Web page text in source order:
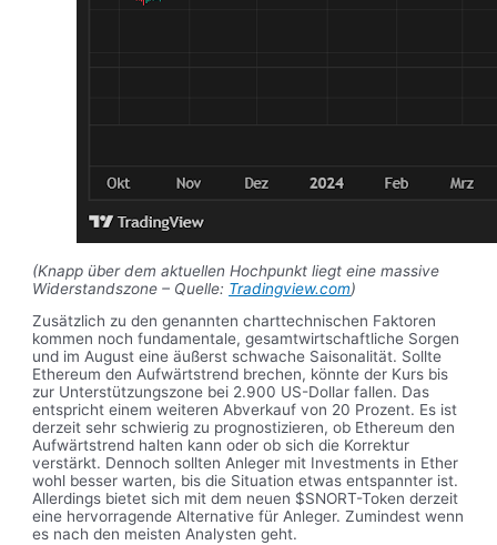
(Knapp über dem aktuellen Hochpunkt liegt eine massive
Widerstandszone – Quelle: Tradingview.com)
Zusätzlich zu den genannten charttechnischen Faktoren
kommen noch fundamentale, gesamtwirtschaftliche Sorgen
und im August eine äußerst schwache Saisonalität. Sollte
Ethereum den Aufwärtstrend brechen, könnte der Kurs bis
zur Unterstützungszone bei 2.900 US-Dollar fallen. Das
entspricht einem weiteren Abverkauf von 20 Prozent. Es ist
derzeit sehr schwierig zu prognostizieren, ob Ethereum den
Aufwärtstrend halten kann oder ob sich die Korrektur
verstärkt. Dennoch sollten Anleger mit Investments in Ether
wohl besser warten, bis die Situation etwas entspannter ist.
Allerdings bietet sich mit dem neuen $SNORT-Token derzeit
eine hervorragende Alternative für Anleger. Zumindest wenn
es nach den meisten Analysten geht.